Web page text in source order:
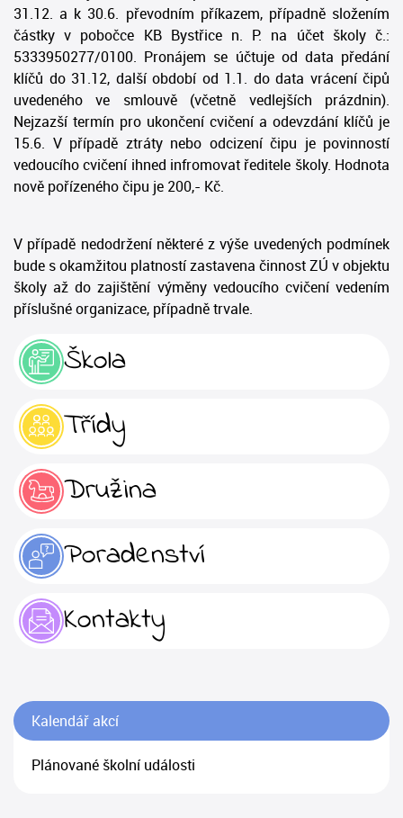
Škola
Třídy
Družina
Poradenství
Kontakty
Kalendář akcí
Plánované školní události
31.12. a k 30.6. převodním příkazem, případně složením
částky v pobočce KB Bystřice n. P. na účet školy č.:
5333950277/0100. Pronájem se účtuje od data předání
klíčů do 31.12, další období od 1.1. do data vrácení čipů
uvedeného ve smlouvě (včetně vedlejších prázdnin).
Nejzazší termín pro ukončení cvičení a odevzdání klíčů je
15.6. V případě ztráty nebo odcizení čipu je povinností
vedoucího cvičení ihned infromovat ředitele školy. Hodnota
nově pořízeného čipu je 200,- Kč.
V případě nedodržení některé z výše uvedených podmínek
bude s okamžitou platností zastavena činnost ZÚ v objektu
školy až do zajištění výměny vedoucího cvičení vedením
příslušné organizace, případně trvale.